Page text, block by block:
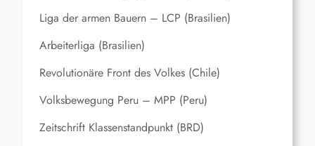
Liga der armen Bauern – LCP (Brasilien)
Arbeiterliga (Brasilien)
Revolutionäre Front des Volkes (Chile)
Volksbewegung Peru – MPP (Peru)
Zeitschrift Klassenstandpunkt (BRD)